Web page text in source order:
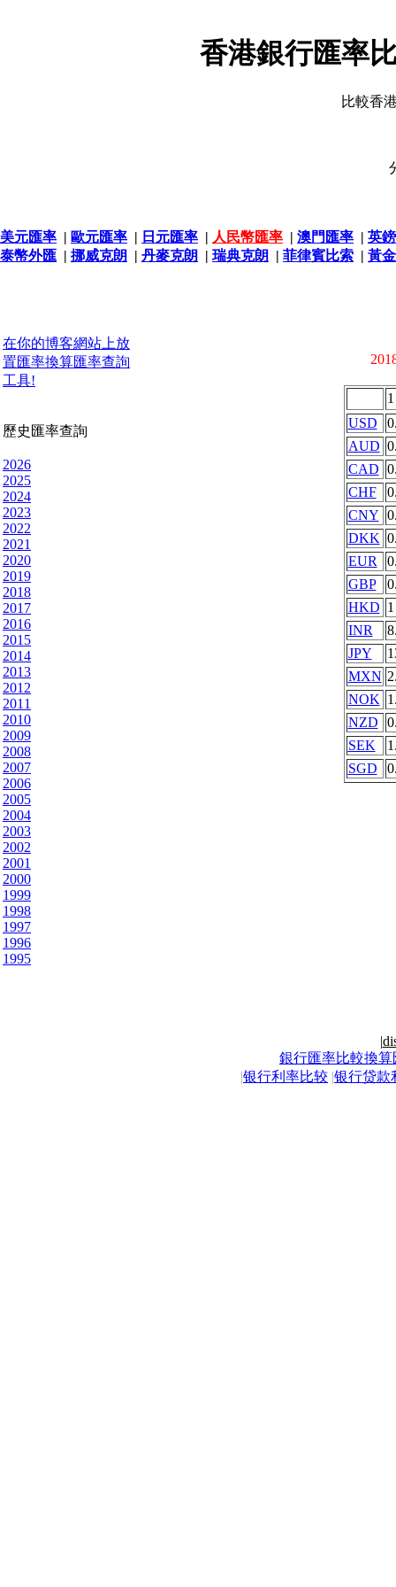
香港銀行匯率
比較香
美元匯率 | 歐元匯率 | 日元匯率 | 人民幣匯率 | 澳門匯率 | 英
泰幣外匯 | 挪威克朗 | 丹麥克朗 | 瑞典克朗 | 菲律賓比索 | 黃
在你的博客網站上放
置匯率換算匯率查詢
工具!
歷史匯率查詢
2026
2025
2024
2023
2022
2021
2020
2019
2018
2017
2016
2015
2014
2013
2012
2011
2010
2009
2008
2007
2006
2005
2004
2003
2002
2001
2000
1999
1998
1997
1996
1995
USD
AUD
CAD
CHF
CNY
DKK
EUR
GBP
HKD 1
INR
JPY
MXN
NOK
NZD
SEK
SGD
|
銀行匯率比較換算
|银行利率比较 |银行贷款